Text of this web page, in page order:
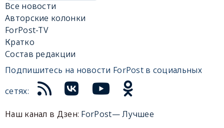
Все новости
Авторские колонки
ForPost-TV
Кратко
Состав редакции
Подпишитесь на новости ForPost в социальных
сетях:
Наш канал в Дзен: ForPost— Лучшее